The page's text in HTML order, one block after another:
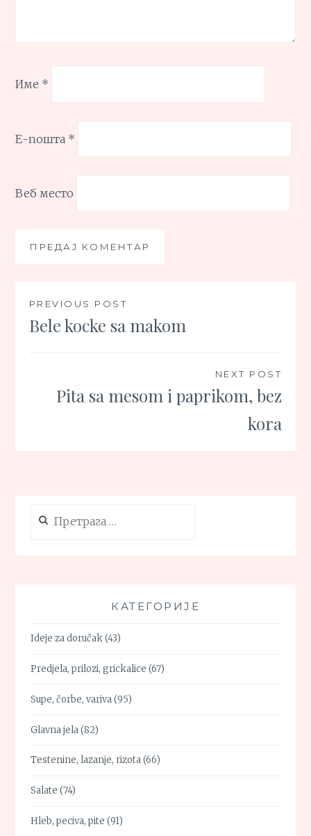
Име *
Е-пошта *
Веб место
Кретање
чланка
PREVIOUS POST
Bele kocke sa makom
NEXT POST
Pita sa mesom i paprikom, bez
kora
за:
КАТЕГОРИЈЕ
Ideje za doručak(43)
Predjela, prilozi, grickalice (67)
Supe, čorbe, variva(95)
Glavna jela(82)
Testenine, lazanje, rizota(66)
Salate (74)
Hleb, peciva, pite (91)